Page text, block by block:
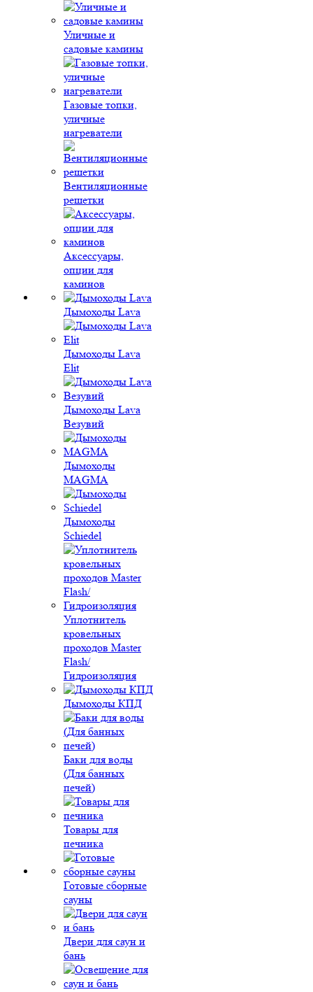
Уличные и
садовые камины
Газовые топки,
уличные
нагреватели
Вентиляционные
решетки
Аксессуары,
опции для
каминов
Дымоходы Lava
Дымоходы Lava
Elit
Дымоходы Lava
Везувий
Дымоходы
MAGMA
Дымоходы
Schiedel
Уплотнитель
кровельных
проходов Master
Flash/
Гидроизоляция
Дымоходы КПД
Баки для воды
(Для банных
печей)
Товары для
печника
Готовые сборные
сауны
Двери для саун и
бань